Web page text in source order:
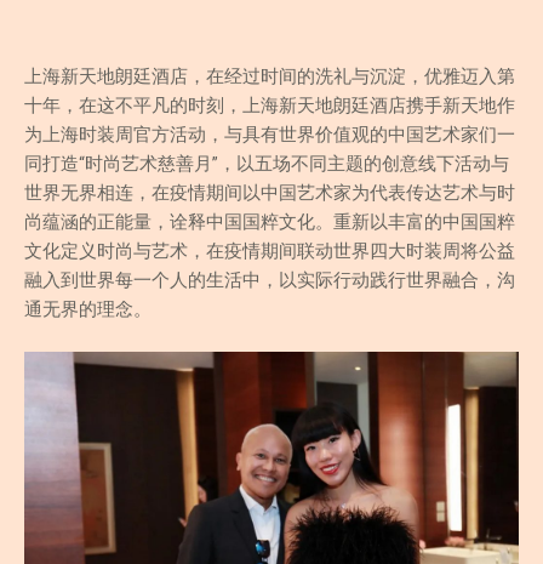
上海新天地朗廷酒店，在经过时间的洗礼与沉淀，优雅迈入第
十年，在这不平凡的时刻，上海新天地朗廷酒店携手新天地作
为上海时装周官方活动，与具有世界价值观的中国艺术家们一
同打造“时尚艺术慈善月”，以五场不同主题的创意线下活动与
世界无界相连，在疫情期间以中国艺术家为代表传达艺术与时
尚蕴涵的正能量，诠释中国国粹文化。重新以丰富的中国国粹
文化定义时尚与艺术，在疫情期间联动世界四大时装周将公益
融入到世界每一个人的生活中，以实际行动践行世界融合，沟
通无界的理念。